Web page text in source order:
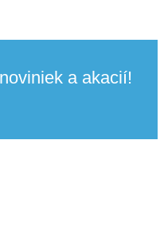
a akacií!